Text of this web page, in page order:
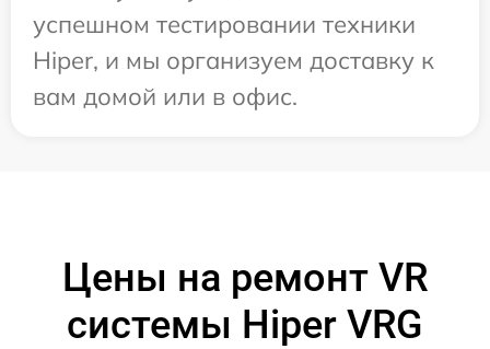
успешном тестировании техники
Hiper, и мы организуем доставку к
вам домой или в офис.
Цены на ремонт VR
системы Hiper VRG